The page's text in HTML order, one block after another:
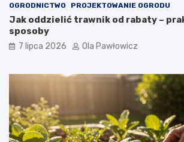
OGRODNICTWO PROJEKTOWANIE OGRODU
Jak oddzielić trawnik od rabaty –
sposoby
7 lipca 2026 Ola Pawłowicz